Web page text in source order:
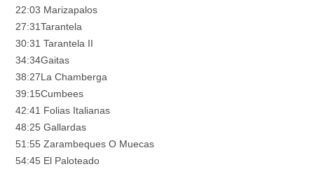
22:03 Marizapalos
27:31Tarantela
30:31 Tarantela II
34:34Gaitas
38:27La Chamberga
39:15Cumbees
42:41 Folias Italianas
48:25 Gallardas
51:55 Zarambeques O Muecas
54:45 El Paloteado